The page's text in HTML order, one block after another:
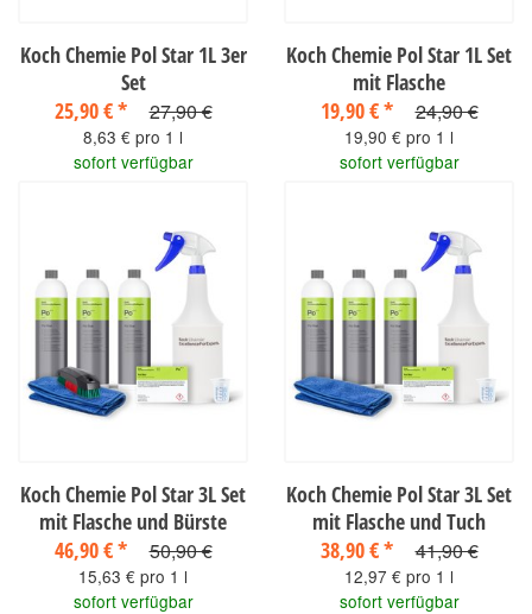
Koch Chemie Pol Star 1L 3er
Set
25,90 €* 27,90 €
8,63 € pro 1 l
sofort verfügbar
Koch Chemie Pol Star 1L Set
mit Flasche
19,90 €* 24,90 €
19,90 € pro 1 l
sofort verfügbar
Koch Chemie Pol Star 3L Set
mit Flasche und Bürste
46,90 €* 50,90 €
15,63 € pro 1 l
sofort verfügbar
Koch Chemie Pol Star 3L Set
mit Flasche und Tuch
38,90 €* 41,90 €
12,97 € pro 1 l
sofort verfügbar